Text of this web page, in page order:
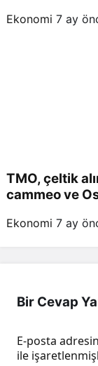
Ekonomi 7 ay
TMO, çeltik
cammeo ve
Ekonomi 7 ay
Bir Cevap
E-posta
ile